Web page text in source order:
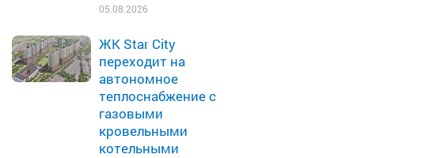
05.08.2026
ЖК Star City
переходит на
автономное
теплоснабжение с
газовыми
кровельными
котельными